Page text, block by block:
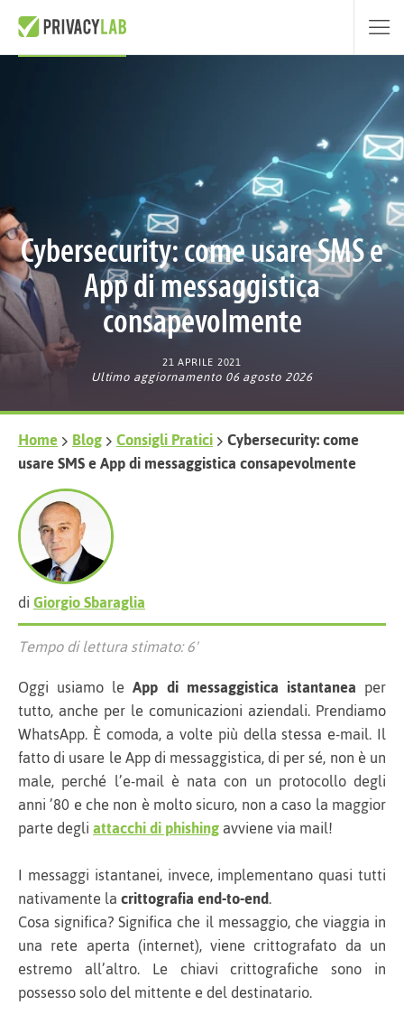
Cybersecurity: come usare SMS e
App di messaggistica
consapevolmente
21 APRILE 2021
Ultimo aggiornamento 06 agosto 2026
Home Blog Consigli Pratici Cybersecurity: come
usare SMS e App di messaggistica consapevolmente
diGiorgio Sbaraglia
Tempo di lettura stimato: 6'
Oggi usiamo leApp di messaggistica istantanea per
tutto, anche per le comunicazioni aziendali. Prendiamo
WhatsApp. È comoda, a volte più della stessa e-mail. Il
fatto di usare le App di messaggistica, di per sé, non è un
male, perché l’e-mail è nata con un protocollo degli
anni ’80 e che non è molto sicuro, non a caso la maggior
parte degliattacchi di phishingavviene via mail!
I messaggi istantanei, invece, implementano quasi tutti
nativamente lacrittografia end-to-end.
Cosa significa? Significa che il messaggio, che viaggia in
una rete aperta (internet), viene crittografato da un
estremo all’altro. Le chiavi crittografiche sono in
possesso solo del mittente e del destinatario.